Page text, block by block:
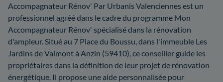
Accompagnateur Rénov' Par Urbanis Valenciennes est un
professionnel agréé dans le cadre du programme Mon
Accompagnateur Rénov' spécialisé dans la rénovation
d'ampleur. Situé au 7 Place du Boussu, dans l'immeuble Les
Jardins de Valmont à Anzin (59410), ce conseiller guide les
propriétaires dans la définition de leur projet de rénovation
énergétique. Il propose une aide personnalisée pour